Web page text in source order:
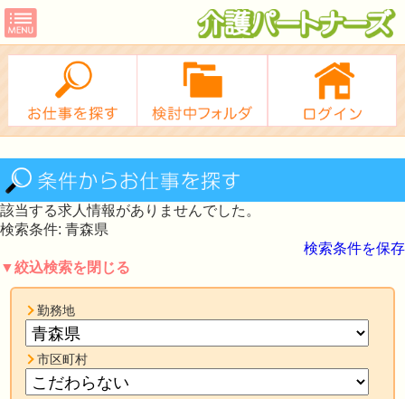
該当する求人情報がありませんでした。
検索条件: 青森県
検索条件を保存
▼絞込検索を閉じる
勤務地
市区町村